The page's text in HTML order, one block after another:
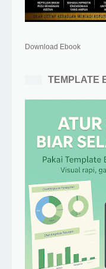
Download Ebook
TEMPLATE